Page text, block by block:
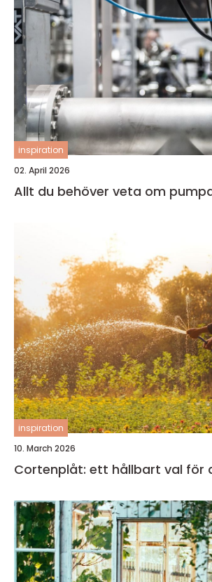
inspiration
02. April 2026
Allt du behöver veta om
inspiration
10. March 2026
Cortenplåt: ett hållbart val för